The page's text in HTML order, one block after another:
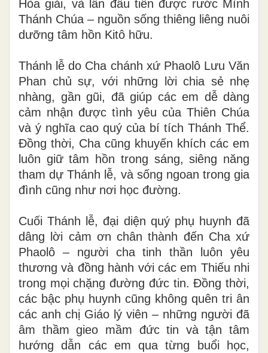
Hòa giải, và lần đầu tiên được rước Mình
Thánh Chúa – nguồn sống thiêng liêng nuôi
dưỡng tâm hồn Kitô hữu.
Thánh lễ do Cha chánh xứ Phaolô Lưu Văn
Phan chủ sự, với những lời chia sẻ nhẹ
nhàng, gần gũi, đã giúp các em dễ dàng
cảm nhận được tình yêu của Thiên Chúa
và ý nghĩa cao quý của bí tích Thánh Thể.
Đồng thời, Cha cũng khuyến khích các em
luôn giữ tâm hồn trong sáng, siêng năng
tham dự Thánh lễ, và sống ngoan trong gia
đình cũng như nơi học đường.
Cuối Thánh lễ, đại diện quý phụ huynh đã
dâng lời cảm ơn chân thành đến Cha xứ
Phaolô – người cha tinh thần luôn yêu
thương và đồng hành với các em Thiếu nhi
trong mọi chặng đường đức tin. Đồng thời,
các bậc phụ huynh cũng không quên tri ân
các anh chị Giáo lý viên – những người đã
âm thầm gieo mầm đức tin và tận tâm
hướng dẫn các em qua từng buổi học,